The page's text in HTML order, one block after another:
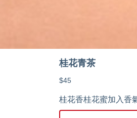
桂花青茶
$45
桂花香桂花蜜加入香